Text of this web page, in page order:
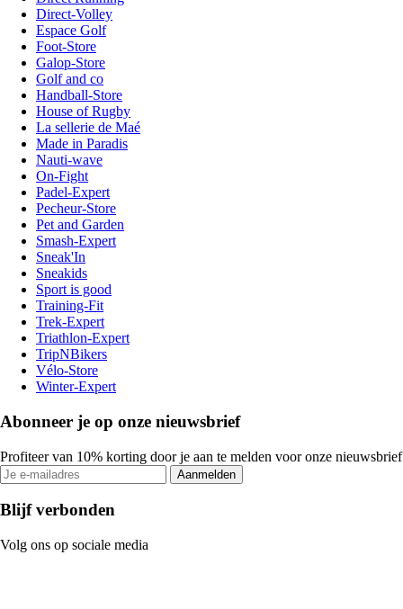
Direct-Volley
Espace Golf
Foot-Store
Galop-Store
Golf and co
Handball-Store
House of Rugby
La sellerie de Maé
Made in Paradis
Nauti-wave
On-Fight
Padel-Expert
Pecheur-Store
Pet and Garden
Smash-Expert
Sneak'In
Sneakids
Sport is good
Training-Fit
Trek-Expert
Triathlon-Expert
TripNBikers
Vélo-Store
Winter-Expert
Abonneer je op onze nieuwsbrief
Profiteer van 10% korting door je aan te melden voor onze nieuwsbrief
Aanmelden
Blijf verbonden
Volg ons op sociale media